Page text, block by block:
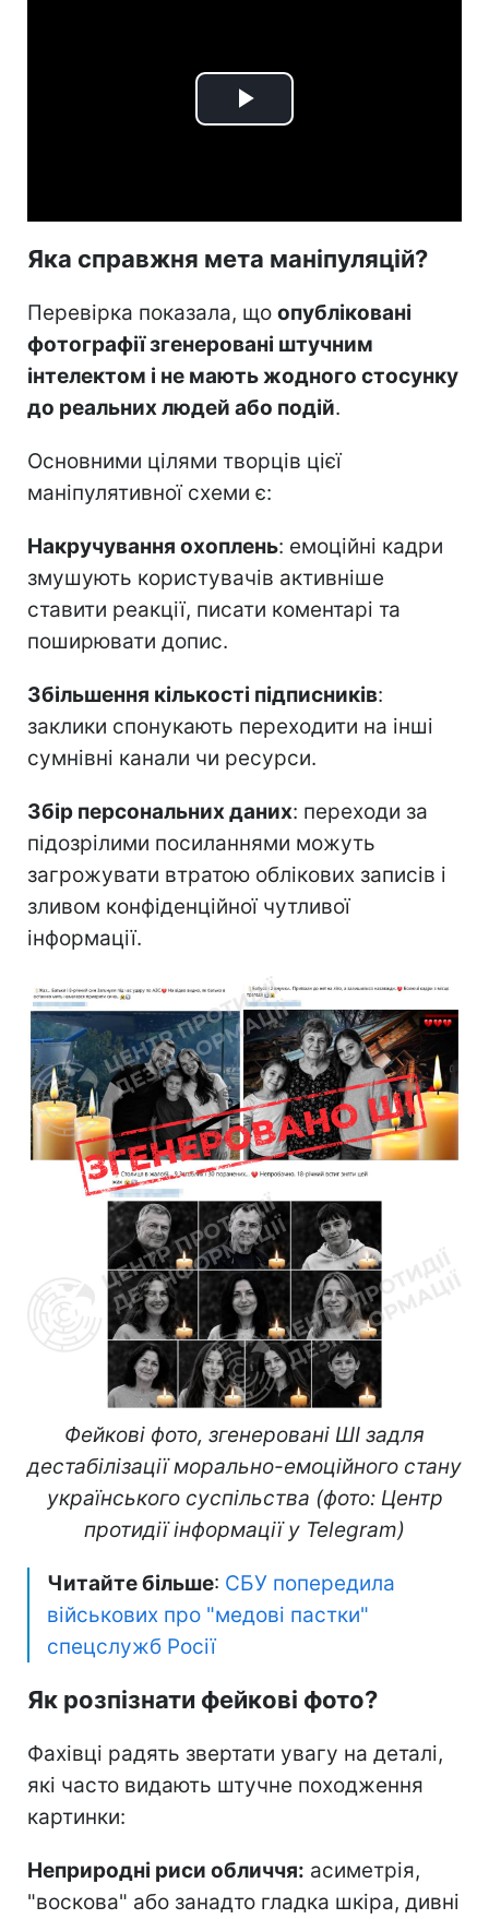
Play
Яка справжня мета маніпуляцій?
Перевірка показала, що опубліковані
фотографії згенеровані штучним
інтелектом і не мають жодного стосунку
до реальних людей або подій.
Основними цілями творців цієї
маніпулятивної схеми є:
Накручування охоплень: емоційні кадри
змушують користувачів активніше
ставити реакції, писати коментарі та
поширювати допис.
Збільшення кількості підписників:
заклики спонукають переходити на інші
сумнівні канали чи ресурси.
Збір персональних даних: переходи за
підозрілими посиланнями можуть
загрожувати втратою облікових записів і
зливом конфіденційної чутливої
інформації.
Фейкові фото, згенеровані ШІ задля
дестабілізації морально-емоційного стану
українського суспільства (фото: Центр
протидії інформації у Telegram)
Читайте більше: СБУ попередила
військових про "медові пастки"
спецслужб Росії
Як розпізнати фейкові фото?
Фахівці радять звертати увагу на деталі,
які часто видають штучне походження
картинки:
Неприродні риси обличчя: асиметрія,
"воскова" або занадто гладка шкіра, дивні